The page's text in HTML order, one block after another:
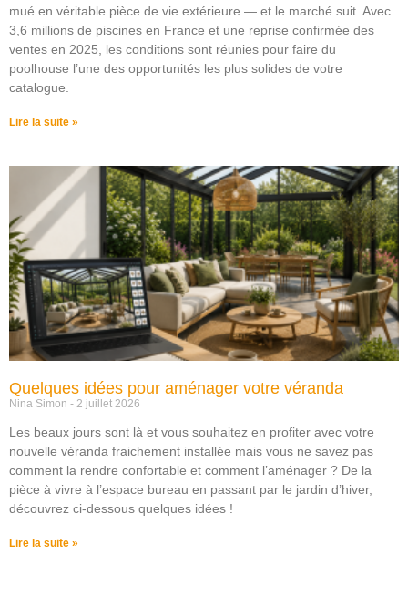
mué en véritable pièce de vie extérieure — et le marché suit. Avec
3,6 millions de piscines en France et une reprise confirmée des
ventes en 2025, les conditions sont réunies pour faire du
poolhouse l’une des opportunités les plus solides de votre
catalogue.
Lire la suite »
Quelques idées pour aménager votre véranda
Nina Simon 2 juillet 2026
Les beaux jours sont là et vous souhaitez en profiter avec votre
nouvelle véranda fraichement installée mais vous ne savez pas
comment la rendre confortable et comment l’aménager ? De la
pièce à vivre à l’espace bureau en passant par le jardin d’hiver,
découvrez ci-dessous quelques idées !
Lire la suite »